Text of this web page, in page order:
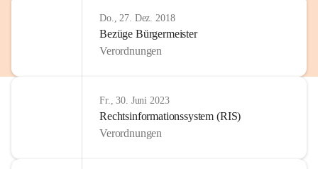
Do., 27. Dez. 2018
Bezüge Bürgermeister
Verordnungen
Fr., 30. Juni 2023
Rechtsinformationssystem (RIS)
Verordnungen